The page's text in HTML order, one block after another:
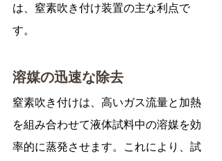
は、窒素吹き付け装置の主な利点で
す。
溶媒の迅速な除去
窒素吹き付けは、高いガス流量と加熱
を組み合わせて液体試料中の溶媒を効
率的に蒸発させます。これにより、試